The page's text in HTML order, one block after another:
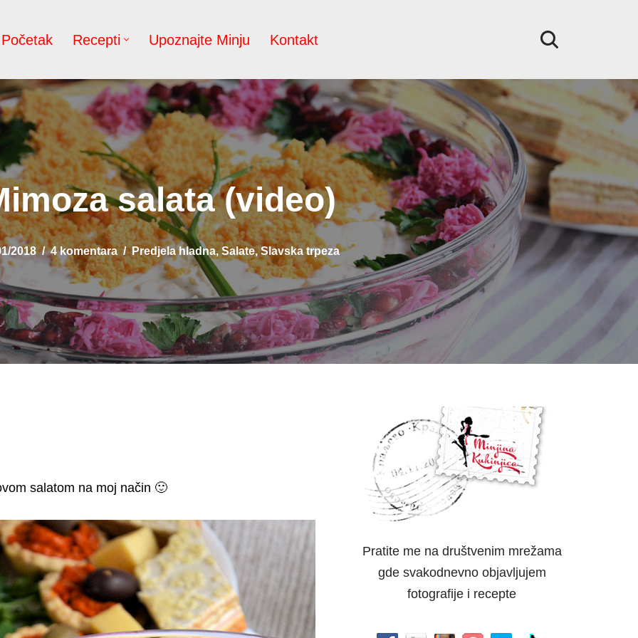
Početak Recepti Upoznajte Minju Kontakt
salata (video)
2018 4 komentara Predjela hladna,Salate,Slavska trpeza
salatom na moj način 🙂
Pratite me na društvenim mrežama
gde svakodnevno objavljujem
fotografije i recepte